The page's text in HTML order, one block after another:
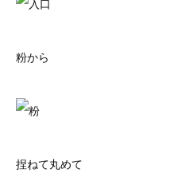
粉から
捏ねて丸めて